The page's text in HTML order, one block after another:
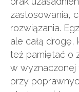
zastosowania,
rozwiązania.
ale całą drogę,
też pamiętać o
w wyznaczonej
przy